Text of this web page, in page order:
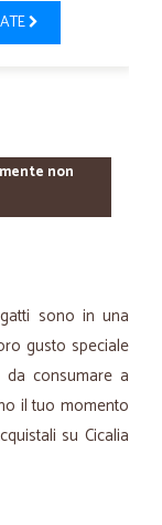
non
sono in una
gusto speciale
da consumare a
il tuo momento
su Cicalia